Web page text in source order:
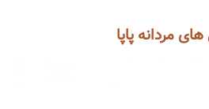
مردانه پاپا